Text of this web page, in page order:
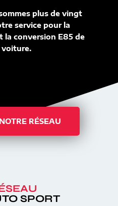
plus de vingt
service pour la
la conversion E85 de
RÉSEAU
SPORT